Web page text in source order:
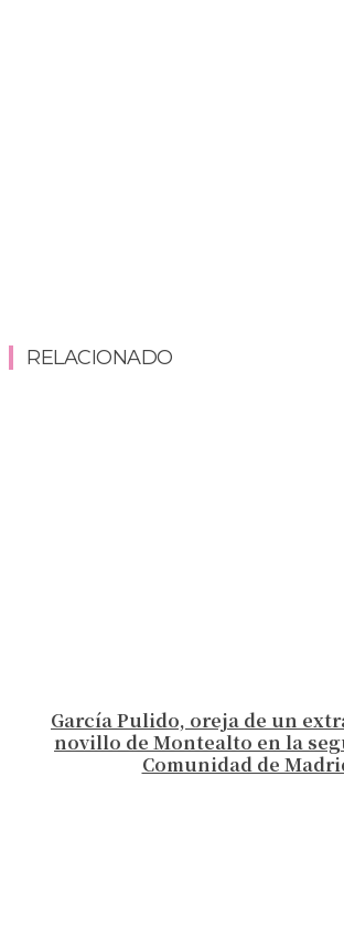
RELACIONADO
García Pulido, oreja de un
novillo de Montealto en la
Comunidad de